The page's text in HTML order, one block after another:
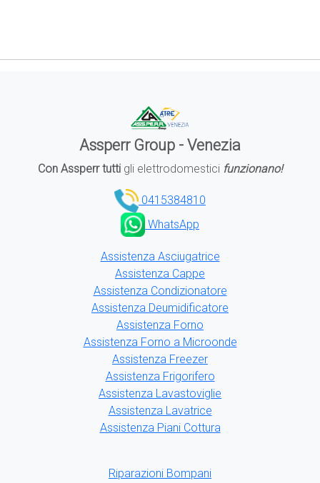
Assperr Group - Venezia
Con Assperr tuttigli elettrodomestici funzionano!
0415384810
WhatsApp
Assistenza Asciugatrice
Assistenza Cappe
Assistenza Condizionatore
Assistenza Deumidificatore
Assistenza Forno
Assistenza Forno a Microonde
Assistenza Freezer
Assistenza Frigorifero
Assistenza Lavastoviglie
Assistenza Lavatrice
Assistenza Piani Cottura
Riparazioni Bompani